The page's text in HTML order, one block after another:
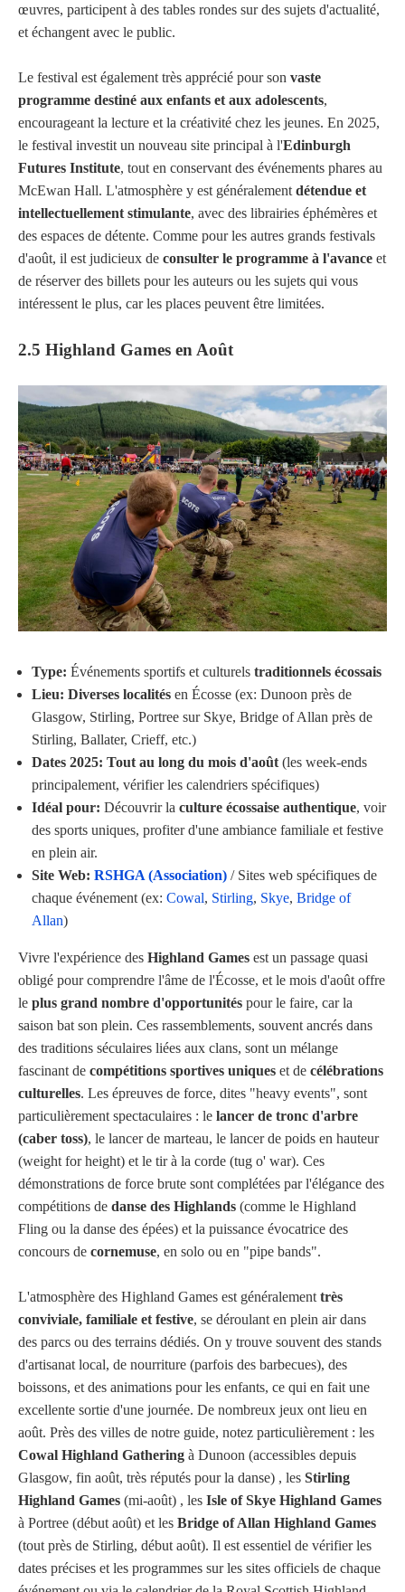
œuvres, participent à des tables rondes sur des sujets d'actualité,
et échangent avec le public.
Le festival est également très apprécié pour son vaste
programme destiné aux enfants et aux adolescents,
encourageant la lecture et la créativité chez les jeunes. En 2025,
le festival investit un nouveau site principal à l'Edinburgh
Futures Institute, tout en conservant des événements phares au
McEwan Hall. L'atmosphère y est généralement détendue et
intellectuellement stimulante, avec des librairies éphémères et
des espaces de détente. Comme pour les autres grands festivals
d'août, il est judicieux de consulter le programme à l'avance et
de réserver des billets pour les auteurs ou les sujets qui vous
intéressent le plus, car les places peuvent être limitées.
2.5 Highland Games en Août
Type: Événements sportifs et culturels traditionnels écossais
Lieu: Diverses localités en Écosse (ex: Dunoon près de
Glasgow, Stirling, Portree sur Skye, Bridge of Allan près de
Stirling, Ballater, Crieff, etc.)
Dates 2025: Tout au long du mois d'août (les week-ends
principalement, vérifier les calendriers spécifiques)
Idéal pour: Découvrir la culture écossaise authentique, voir
des sports uniques, profiter d'une ambiance familiale et festive
en plein air.
Site Web: RSHGA (Association) / Sites web spécifiques de
chaque événement (ex: Cowal, Stirling, Skye, Bridge of
Allan)
Vivre l'expérience des Highland Games est un passage quasi
obligé pour comprendre l'âme de l'Écosse, et le mois d'août offre
le plus grand nombre d'opportunités pour le faire, car la
saison bat son plein. Ces rassemblements, souvent ancrés dans
des traditions séculaires liées aux clans, sont un mélange
fascinant de compétitions sportives uniques et de célébrations
culturelles. Les épreuves de force, dites "heavy events", sont
particulièrement spectaculaires : le lancer de tronc d'arbre
(caber toss), le lancer de marteau, le lancer de poids en hauteur
(weight for height) et le tir à la corde (tug o' war). Ces
démonstrations de force brute sont complétées par l'élégance des
compétitions de danse des Highlands (comme le Highland
Fling ou la danse des épées) et la puissance évocatrice des
concours de cornemuse, en solo ou en "pipe bands".
L'atmosphère des Highland Games est généralement très
conviviale, familiale et festive, se déroulant en plein air dans
des parcs ou des terrains dédiés. On y trouve souvent des stands
d'artisanat local, de nourriture (parfois des barbecues), des
boissons, et des animations pour les enfants, ce qui en fait une
excellente sortie d'une journée. De nombreux jeux ont lieu en
août. Près des villes de notre guide, notez particulièrement : les
Cowal Highland Gathering à Dunoon (accessibles depuis
Glasgow, fin août, très réputés pour la danse) , les Stirling
Highland Games (mi-août) , les Isle of Skye Highland Games
à Portree (début août) et les Bridge of Allan Highland Games
(tout près de Stirling, début août). Il est essentiel de vérifier les
dates précises et les programmes sur les sites officiels de chaque